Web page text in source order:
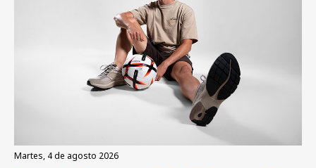
martes, 4 de agosto 2026